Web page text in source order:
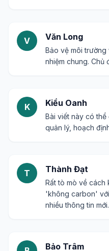
V Văn Long
Bảo vệ môi
nhiệm chung. Chủ
K Kiều Oanh
Bài viết này có
quản lý, hoạch
T Thành Đạt
Rất tò mò về cách
'không carbon'
nhiều thông tin mới.
Bảo Trâm